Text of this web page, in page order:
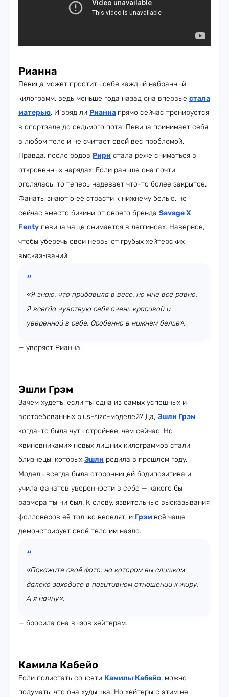
Рианна
Певица может простить себе каждый набранный
килограмм, ведь меньше года назад она впервые стала
матерью. И вряд ли Рианна прямо сейчас тренируется
в спортзале до седьмого пота. Певица принимает себя
в любом теле и не считает свой вес проблемой.
Правда, после родов Рири стала реже сниматься в
откровенных нарядах. Если раньше она почти
оголялась, то теперь надевает что-то более закрытое.
Фанаты знают о её страсти к нижнему белью, но
сейчас вместо бикини от своего бренда Savage X
Fenty певица чаще снимается в леггинсах. Наверное,
чтобы уберечь свои нервы от грубых хейтерских
высказываний.
«Я знаю, что прибавила в весе, но мне всё равно.
Я всегда чувствую себя очень красивой и
уверенной в себе. Особенно в нижнем белье»,
— уверяет Рианна.
Эшли Грэм
Зачем худеть, если ты одна из самых успешных и
востребованных plus-size-моделей? Да, Эшли Грэм
когда-то была чуть стройнее, чем сейчас. Но
«виновниками» новых лишних килограммов стали
близнецы, которых Эшли родила в прошлом году.
Модель всегда была сторонницей бодипозитива и
учила фанатов уверенности в себе — какого бы
размера ты ни был. К слову, язвительные высказывания
фолловеров её только веселят, и Грэм всё чаще
демонстрирует своё тело им назло.
«Покажите своё фото, на котором вы слишком
далеко заходите в позитивном отношении к жиру.
А я начну»,
— бросила она вызов хейтерам.
Камила Кабейо
Если полистать соцсети Камилы Кабейо, можно
подумать, что она худышка. Но хейтеры с этим не